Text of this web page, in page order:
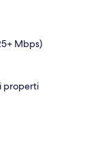
Mbps)
properti